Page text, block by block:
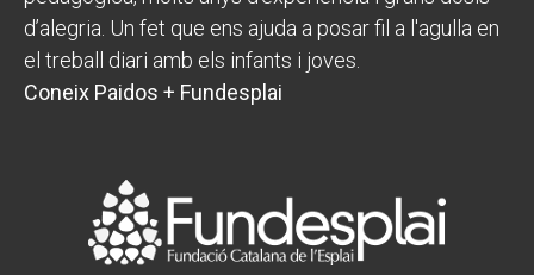
d’alegria. Un fet que ens ajuda a posar fil a l'agulla en
el treball diari amb els infants i joves.
Coneix Paidos + Fundesplai
Treballa amb nosaltres